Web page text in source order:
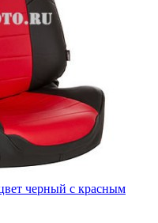
черный с красным